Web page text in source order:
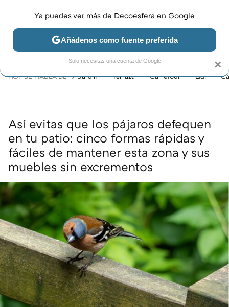
JARDÍN Y TERRAZA SALÓN DORMITORIO COCINA
HOY SE HABLA DE Jardín Terraza Carrefour Lidl
Así evitas que los pájaros defequen
en tu patio: cinco formas rápidas y
fáciles de mantener esta zona y sus
muebles sin excrementos
×
Ya puedes ver más de Decoesfera en Google
Añádenos como fuente preferida
Solo necesitas una cuenta de Google